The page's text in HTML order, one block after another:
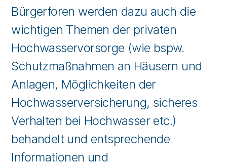
Bürgerforen werden dazu auch die
wichtigen Themen der privaten
Hochwasservorsorge (wie bspw.
Schutzmaßnahmen an Häusern und
Anlagen, Möglichkeiten der
Hochwasserversicherung, sicheres
Verhalten bei Hochwasser etc.)
behandelt und entsprechende
Informationen und